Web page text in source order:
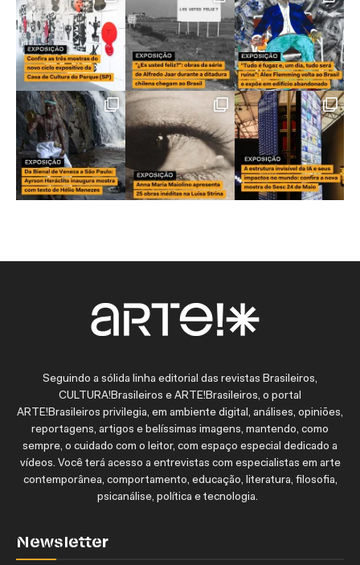
Seguindo a sólida linha editorial das revistas Brasileiros,
CULTURA!Brasileiros e ARTE!Brasileiros, o portal
ARTE!Brasileiros privilegia, em ambiente digital, análises, opiniões,
reportagens, artigos e belíssimas imagens, mantendo, como
sempre, o cuidado com o leitor, com espaço especial dedicado a
vídeos. Você terá acesso a entrevistas com especialistas em arte
contemporânea, comportamento, educação, literatura, filosofia,
psicanálise, política e tecnologia.
Newsletter